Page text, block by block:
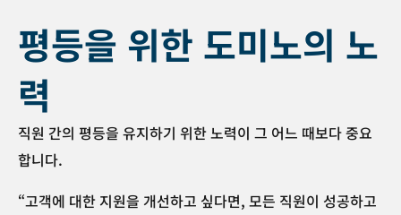
평등을 위한 도미노의 노
력
직원 간의 평등을 유지하기 위한 노력이 그 어느 때보다 중요
합니다.
“고객에 대한 지원을 개선하고 싶다면, 모든 직원이 성공하고